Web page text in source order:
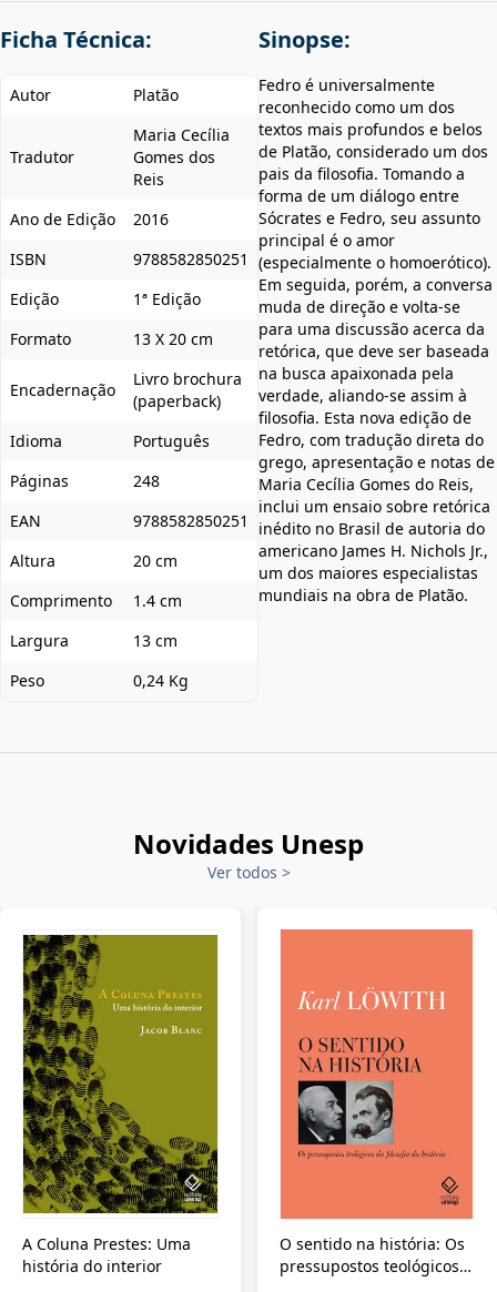
Ficha Técnica:
Autor Platão
Tradutor
Maria Cecília
Gomes dos
Reis
Ano de Edição
2016
ISBN
9788582850251
Edição
1ª Edição
Formato
13 X 20 cm
Encadernação
Livro brochura
(paperback)
Idioma
Português
Páginas
248
EAN
9788582850251
Altura
20 cm
Comprimento
1.4 cm
Largura
13 cm
Peso
0,24 Kg
Sinopse:
Fedro é universalmente
reconhecido como um dos
textos mais profundos e belos
de Platão, considerado um dos
pais da filosofia. Tomando a
forma de um diálogo entre
Sócrates e Fedro, seu assunto
principal é o amor
(especialmente o homoerótico).
Em seguida, porém, a conversa
muda de direção e volta-se
para uma discussão acerca da
retórica, que deve ser baseada
na busca apaixonada pela
verdade, aliando-se assim à
filosofia. Esta nova edição de
Fedro, com tradução direta do
grego, apresentação e notas de
Maria Cecília Gomes do Reis,
inclui um ensaio sobre retórica
inédito no Brasil de autoria do
americano James H. Nichols Jr.,
um dos maiores especialistas
mundiais na obra de Platão.
Novidades Unesp
Ver todos >
A Coluna Prestes: Uma
história do interior
O sentido na história: Os
pressupostos teológicos